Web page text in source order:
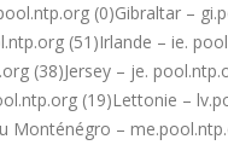
(0)Gibraltar –
(51)Irlande – ie.
(38)Jersey – je.
(19)Lettonie –
Monténégro –